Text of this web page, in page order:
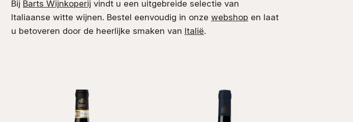
Bij Barts Wijnkoperij vindt u een uitgebreide selectie van
Italiaanse witte wijnen. Bestel eenvoudig in onze webshop en laat
u betoveren door de heerlijke smaken van Italië.